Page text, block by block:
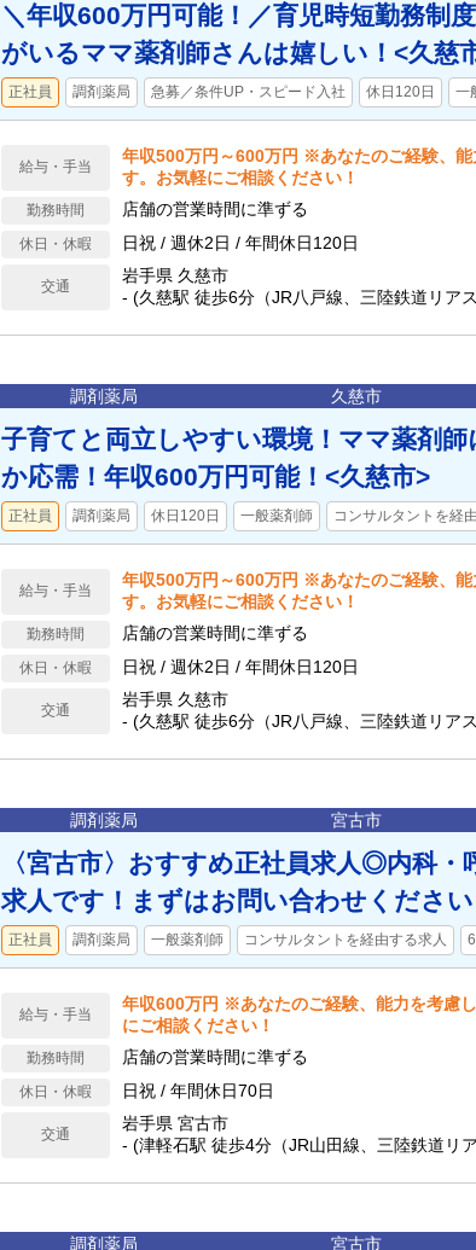
＼年収600万円可能！／育児時短勤務制
がいるママ薬剤師さんは嬉しい！<久慈
正社員 調剤薬局 急募／条件UP・スピード入社 休日120日 一
給与・手当
年収500万円～600万円 ※あなたのご経験、能
す。お気軽にご相談ください！
勤務時間 店舗の営業時間に準ずる
休日・休暇 日祝 / 週休2日 / 年間休日120日
交通
岩手県 久慈市
- (久慈駅 徒歩6分（JR八戸線、三陸鉄道リア
調剤薬局 久慈市
子育てと両立しやすい環境！ママ薬剤
か応需！年収600万円可能！<久慈市>
正社員 調剤薬局 休日120日 一般薬剤師 コンサルタントを経
給与・手当
年収500万円～600万円 ※あなたのご経験、能
す。お気軽にご相談ください！
勤務時間 店舗の営業時間に準ずる
休日・休暇 日祝 / 週休2日 / 年間休日120日
交通
岩手県 久慈市
- (久慈駅 徒歩6分（JR八戸線、三陸鉄道リア
調剤薬局 宮古市
〈宮古市〉おすすめ正社員求人◎内科
求人です！まずはお問い合わせください
正社員 調剤薬局 一般薬剤師 コンサルタントを経由する求人
給与・手当
年収600万円 ※あなたのご経験、能力を考慮
にご相談ください！
勤務時間 店舗の営業時間に準ずる
休日・休暇 日祝 / 年間休日70日
交通
岩手県 宮古市
- (津軽石駅 徒歩4分（JR山田線、三陸鉄道リ
調剤薬局 宮古市